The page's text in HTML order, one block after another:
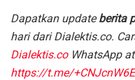
Dapatkan updateberita
hari dari Dialektis.co.
Dialektis.co WhatsApp
https://t.me/